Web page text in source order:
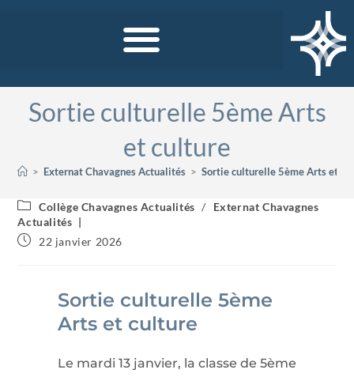
Sortie culturelle 5ème Arts
et culture
> Externat Chavagnes Actualités > Sortie culturelle 5ème Arts et
Collège Chavagnes Actualités /
Externat Chavagnes
Actualités
22 janvier 2026
Sortie culturelle 5ème
Arts et culture
Le mardi 13 janvier, la classe de 5ème